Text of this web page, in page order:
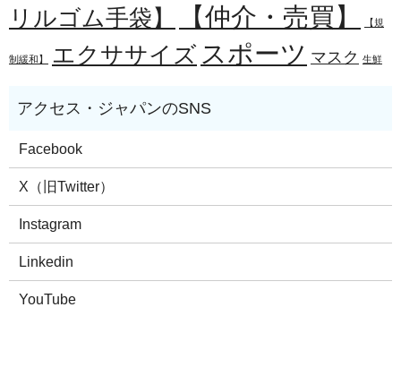
リルゴム手袋】
【仲介・売買】 【規
制緩和】 エクササイズ スポーツ マスク 生鮮
Facebook
X（旧Twitter）
Instagram
Linkedin
YouTube